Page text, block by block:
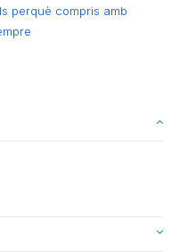
perquè compris amb